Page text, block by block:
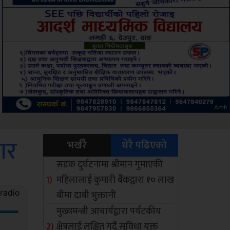
ksbus
भर्खरै धेरै पढिएको
सडक दुर्घटनामा श्रीमान गुमाएकी
महिलालाई कुमारी बैंकद्वारा १० लाख
बीमा दाबी भुक्तानी
मुख्यमन्त्री आचार्यद्वारा पर्यटकीय
क्षेत्रलाई लक्षित गर्दै सुविधा युक्त